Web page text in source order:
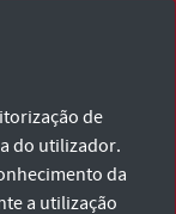
de
do utilizador.
da
a utilização